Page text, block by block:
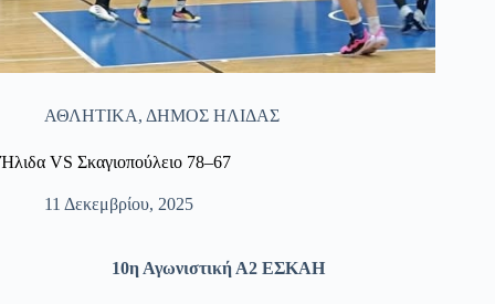
ΑΘΛΗΤΙΚΑ, ΔΗΜΟΣ ΗΛΙΔΑΣ
Ήλιδα VS Σκαγιοπούλειο 78–67
11 Δεκεμβρίου, 2025
10η Αγωνιστική Α2 ΕΣΚΑΗ